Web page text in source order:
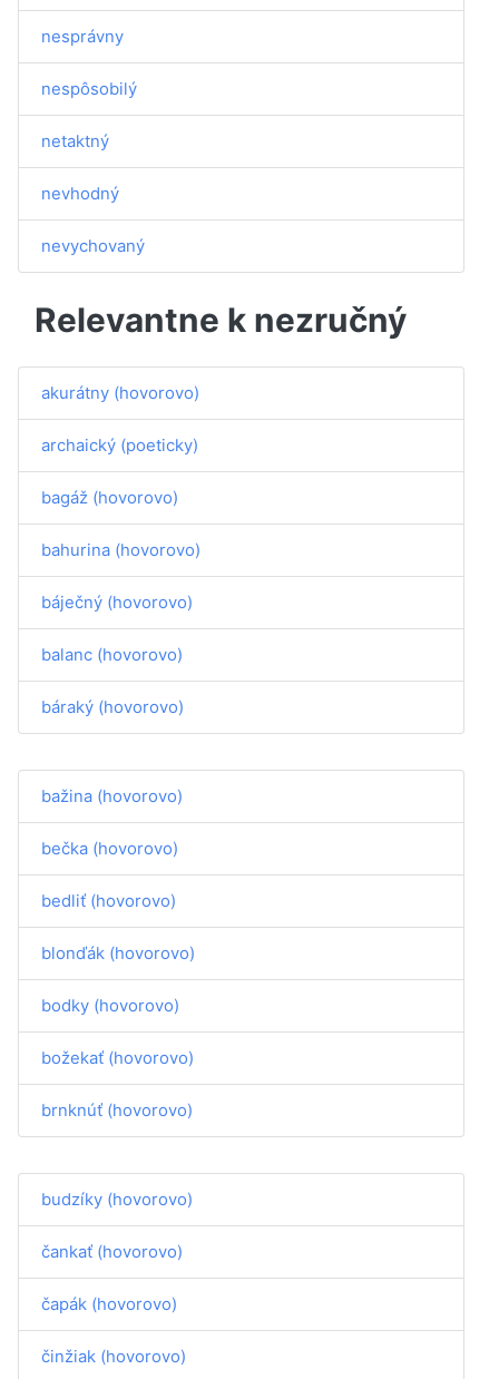
nesprávny
nespôsobilý
netaktný
nevhodný
nevychovaný
Relevantne k nezručný
akurátny (hovorovo)
archaický (poeticky)
bagáž (hovorovo)
bahurina (hovorovo)
báječný (hovorovo)
balanc (hovorovo)
báraký (hovorovo)
bažina (hovorovo)
bečka (hovorovo)
bedliť (hovorovo)
blonďák (hovorovo)
bodky (hovorovo)
božekať (hovorovo)
brnknúť (hovorovo)
budzíky (hovorovo)
čankať (hovorovo)
čapák (hovorovo)
činžiak (hovorovo)